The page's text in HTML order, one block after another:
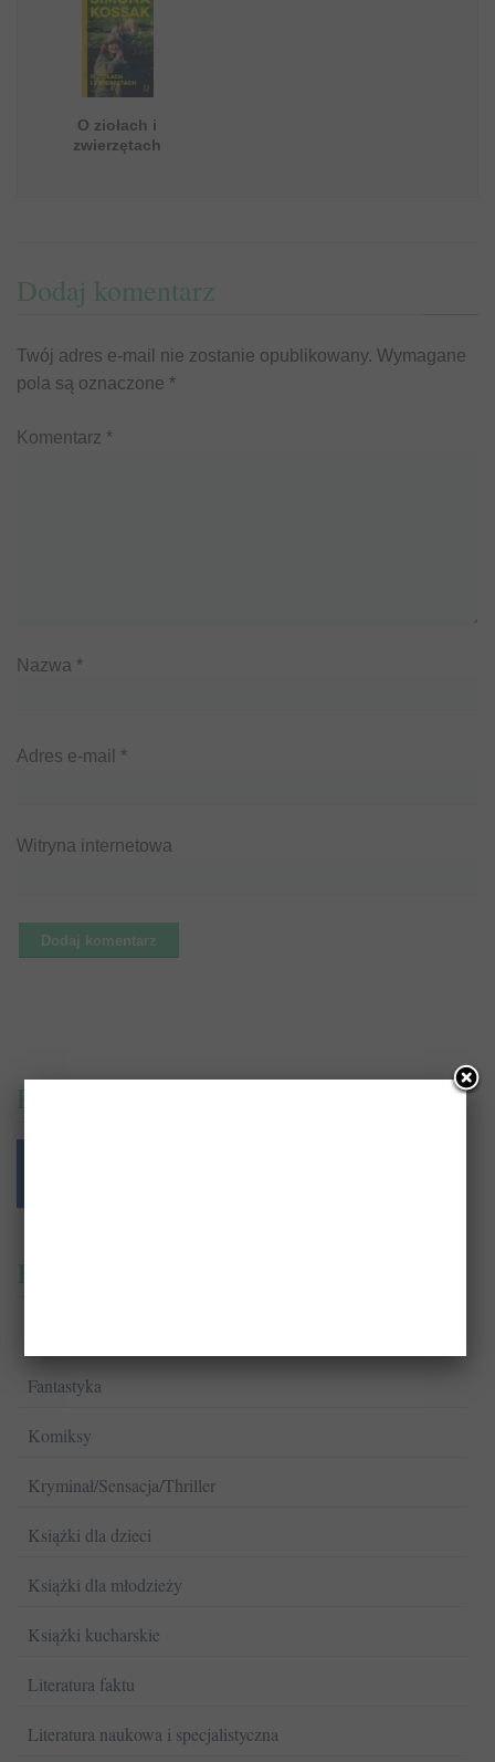
O ziołach i
zwierzętach
Dodaj komentarz
Twój adres e-mail nie zostanie opublikowany. Wymagane
pola są oznaczone *
Komentarz *
Nazwa *
Adres e-mail *
Witryna internetowa
PrzeczytajTo.pl na:
Kategorie
Fantastyka
Komiksy
Kryminał/Sensacja/Thriller
Książki dla dzieci
Książki dla młodzieży
Książki kucharskie
Literatura faktu
Literatura naukowa i specjalistyczna